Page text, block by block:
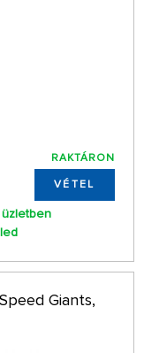
RAKTÁRON
VÉTEL
üzletben
Giants,